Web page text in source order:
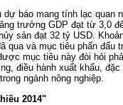
báo mang tính lạc quan
trưởng GDP đạt từ 3,0
sản đạt 32 tỷ USD.
qua và mục tiêu phấn đấu
mục tiêu này đòi hỏi
điều hành xuất khẩu,
ngành nông nghiệp.
2014"